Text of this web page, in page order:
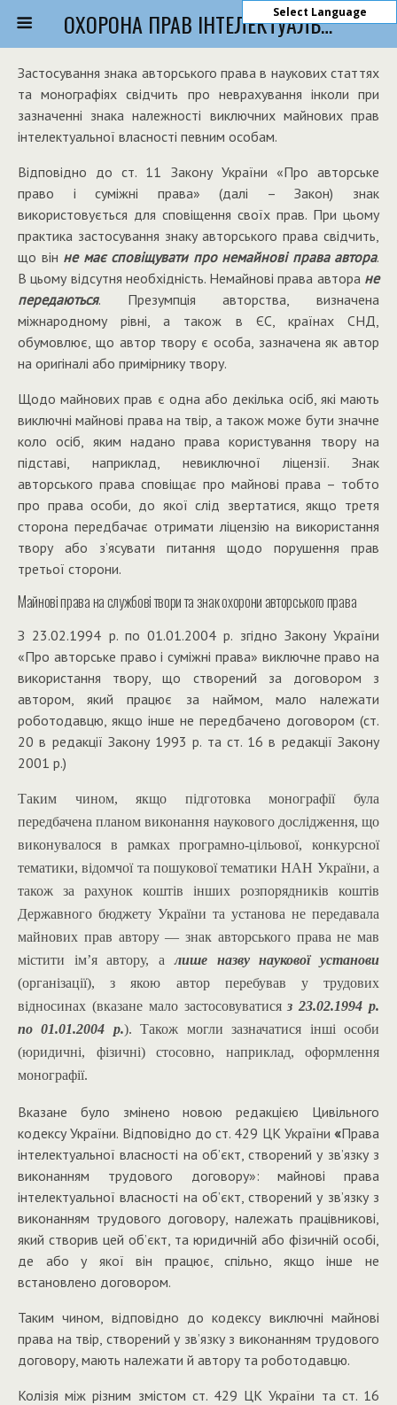
ОХОРОНА ПРАВ ІНТЕЛЕКТУАЛЬНОЇ ВЛАСНОСТІ
Застосування знака авторського права в наукових статтях
та монографіях свідчить про неврахування інколи при
зазначенні знака належності виключних майнових прав
інтелектуальної власності певним особам.
Відповідно до ст. 11 Закону України «Про авторське
право і суміжні права» (далі – Закон) знак
використовується для сповіщення своїх прав. При цьому
практика застосування знаку авторського права свідчить,
що він не має сповіщувати про немайнові права автора.
В цьому відсутня необхідність. Немайнові права автора не
передаються. Презумпція авторства, визначена
міжнародному рівні, а також в ЄС, країнах СНД,
обумовлює, що автор твору є особа, зазначена як автор
на оригіналі або примірнику твору.
Щодо майнових прав є одна або декілька осіб, які мають
виключні майнові права на твір, а також може бути значне
коло осіб, яким надано права користування твору на
підставі, наприклад, невиключної ліцензії. Знак
авторського права сповіщає про майнові права – тобто
про права особи, до якої слід звертатися, якщо третя
сторона передбачає отримати ліцензію на використання
твору або з’ясувати питання щодо порушення прав
третьої сторони.
Майнові права на службові твори та знак охорони авторського права
З 23.02.1994 р. по 01.01.2004 р. згідно Закону України
«Про авторське право і суміжні права» виключне право на
використання твору, що створений за договором з
автором, який працює за наймом, мало належати
роботодавцю, якщо інше не передбачено договором (ст.
20 в редакції Закону 1993 р. та ст. 16 в редакції Закону
2001 р.)
Таким чином, якщо підготовка монографії була
передбачена планом виконання наукового дослідження, що
виконувалося в рамках програмно-цільової, конкурсної
тематики, відомчої та пошукової тематики НАН України, а
також за рахунок коштів інших розпорядників коштів
Державного бюджету України та установа не передавала
майнових прав автору ― знак авторського права не мав
містити ім’я автору, алише назву наукової установи
(організації), з якою автор перебував у трудових
відносинах (вказане мало застосовуватисяз 23.02.1994 р.
по 01.01.2004 р.). Також могли зазначатися інші особи
(юридичні, фізичні) стосовно, наприклад, оформлення
монографії.
Вказане було змінено новою редакцією Цивільного
кодексу України. Відповідно до ст. 429 ЦК України «Права
інтелектуальної власності на об’єкт, створений у зв’язку з
виконанням трудового договору»: майнові права
інтелектуальної власності на об’єкт, створений у зв’язку з
виконанням трудового договору, належать працівникові,
який створив цей об’єкт, та юридичній або фізичній особі,
де або у якої він працює, спільно, якщо інше не
встановлено договором.
Таким чином, відповідно до кодексу виключні майнові
права на твір, створений у зв’язку з виконанням трудового
договору, мають належати й автору та роботодавцю.
Колізія між різним змістом ст. 429 ЦК України та ст. 16
Select Language